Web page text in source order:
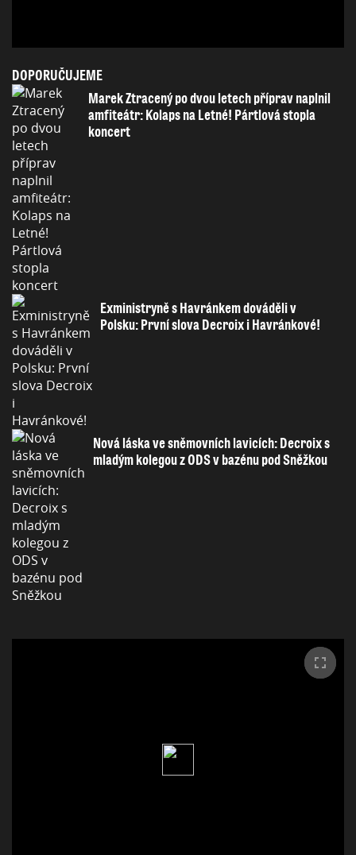
DOPORUČUJEME
Marek Ztracený po dvou letech příprav naplnil
amfiteátr: Kolaps na Letné! Pártlová stopla
koncert
Exministryně s Havránkem dováděli v
Polsku: První slova Decroix i Havránkové!
Nová láska ve sněmovních lavicích: Decroix s
mladým kolegou z ODS v bazénu pod Sněžkou